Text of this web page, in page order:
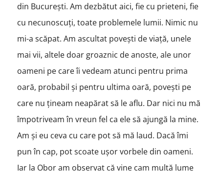
din București. Am dezbătut aici, fie cu prieteni, fie
cu necunoscuți, toate problemele lumii. Nimic nu
mi-a scăpat. Am ascultat povești de viață, unele
mai vii, altele doar groaznic de anoste, ale unor
oameni pe care îi vedeam atunci pentru prima
oară, probabil și pentru ultima oară, poveşti pe
care nu țineam neapărat să le aflu. Dar nici nu mă
împotriveam în vreun fel ca ele să ajungă la mine.
Am și eu ceva cu care pot să mă laud. Dacă îmi
pun în cap, pot scoate ușor vorbele din oameni.
Iar la Obor am observat că vine cam multă lume